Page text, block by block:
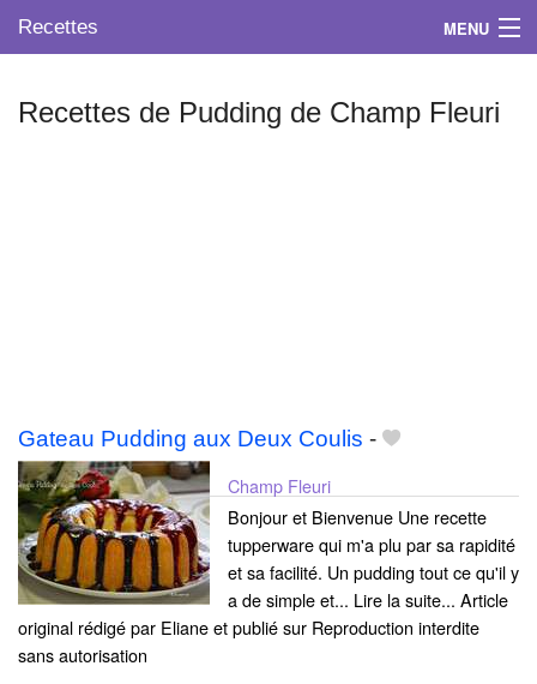
Recettes MENU
Recettes de Pudding de Champ Fleuri
Gateau Pudding aux Deux Coulis -
Champ Fleuri
Bonjour et Bienvenue Une recette
tupperware qui m'a plu par sa rapidité
et sa facilité. Un pudding tout ce qu'il y
a de simple et... Lire la suite... Article
original rédigé par Eliane et publié sur Reproduction interdite
sans autorisation